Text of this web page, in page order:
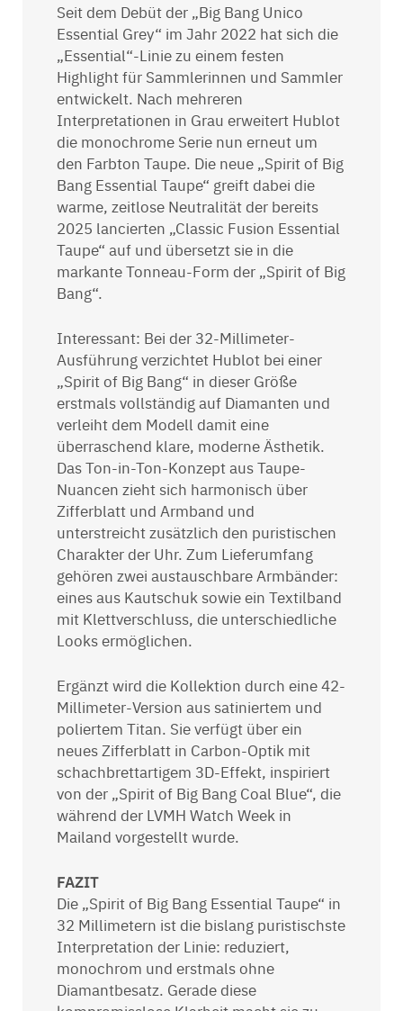
Seit dem Debüt der „Big Bang Unico
Essential Grey“ im Jahr 2022 hat sich die
„Essential“-Linie zu einem festen
Highlight für Sammlerinnen und Sammler
entwickelt. Nach mehreren
Interpretationen in Grau erweitert Hublot
die monochrome Serie nun erneut um
den Farbton Taupe. Die neue „Spirit of Big
Bang Essential Taupe“ greift dabei die
warme, zeitlose Neutralität der bereits
2025 lancierten „Classic Fusion Essential
Taupe“ auf und übersetzt sie in die
markante Tonneau-Form der „Spirit of Big
Bang“.
Interessant: Bei der 32-Millimeter-
Ausführung verzichtet Hublot bei einer
„Spirit of Big Bang“ in dieser Größe
erstmals vollständig auf Diamanten und
verleiht dem Modell damit eine
überraschend klare, moderne Ästhetik.
Das Ton-in-Ton-Konzept aus Taupe-
Nuancen zieht sich harmonisch über
Zifferblatt und Armband und
unterstreicht zusätzlich den puristischen
Charakter der Uhr. Zum Lieferumfang
gehören zwei austauschbare Armbänder:
eines aus Kautschuk sowie ein Textilband
mit Klettverschluss, die unterschiedliche
Looks ermöglichen.
Ergänzt wird die Kollektion durch eine 42-
Millimeter-Version aus satiniertem und
poliertem Titan. Sie verfügt über ein
neues Zifferblatt in Carbon-Optik mit
schachbrettartigem 3D-Effekt, inspiriert
von der „Spirit of Big Bang Coal Blue“, die
während der LVMH Watch Week in
Mailand vorgestellt wurde.
FAZIT
Die „Spirit of Big Bang Essential Taupe“ in
32 Millimetern ist die bislang puristischste
Interpretation der Linie: reduziert,
monochrom und erstmals ohne
Diamantbesatz. Gerade diese